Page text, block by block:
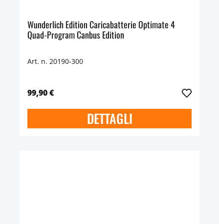
Wunderlich Edition Caricabatterie Optimate 4
Quad-Program Canbus Edition
Art. n. 20190-300
99,90 €
DETTAGLI